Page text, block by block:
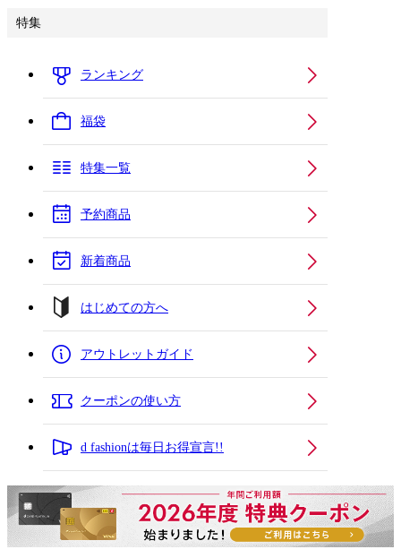
特集
ランキング
福袋
特集一覧
予約商品
新着商品
はじめての方へ
アウトレットガイド
クーポンの使い方
d fashionは毎日お得宣言!!